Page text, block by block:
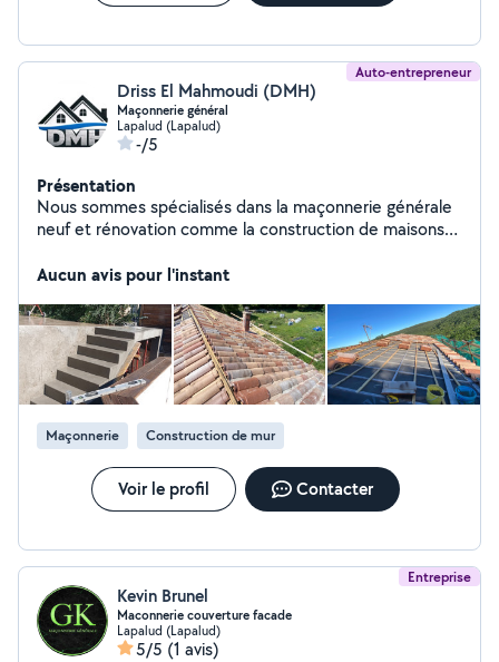
Auto-entrepreneur
Driss El Mahmoudi (DMH)
Maçonnerie général
Lapalud (Lapalud)
-/5
Présentation
Nous sommes spécialisés dans la maçonnerie générale
neuf et rénovation comme la construction de maisons
et vos travaux d'agrandissement
Aucun avis pour l'instant
Maçonnerie Construction de mur
Voir le profil Contacter
Entreprise
Kevin Brunel
Maconnerie couverture facade
Lapalud (Lapalud)
5/5 (1 avis)